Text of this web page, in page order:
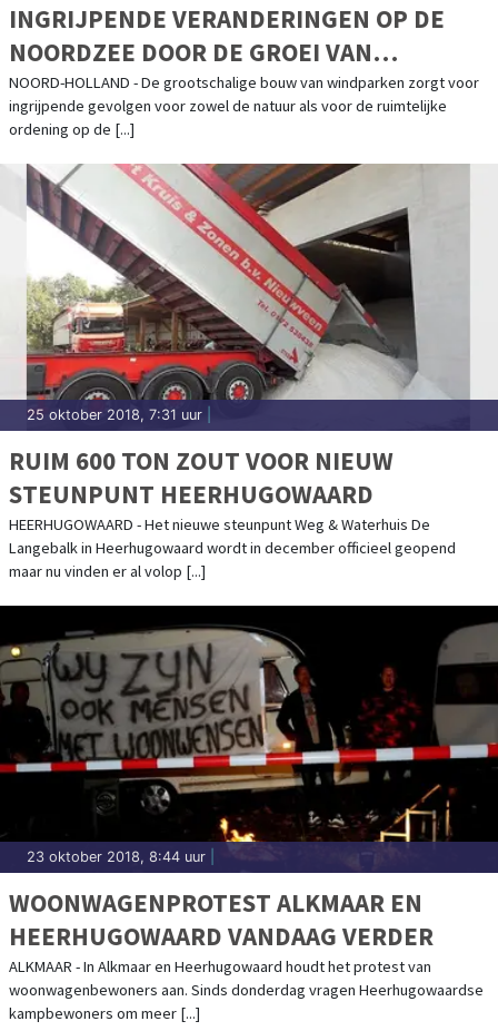
INGRIJPENDE VERANDERINGEN OP DE
NOORDZEE DOOR DE GROEI VAN
WINDPARKEN VRAGEN OM MEER
ONDERZOEK
NOORD-HOLLAND - De grootschalige bouw van windparken zorgt voor
ingrijpende gevolgen voor zowel de natuur als voor de ruimtelijke
ordening op de [...]
25 oktober 2018, 7:31 uur
RUIM 600 TON ZOUT VOOR NIEUW
STEUNPUNT HEERHUGOWAARD
HEERHUGOWAARD - Het nieuwe steunpunt Weg & Waterhuis De
Langebalk in Heerhugowaard wordt in december officieel geopend
maar nu vinden er al volop [...]
23 oktober 2018, 8:44 uur
WOONWAGENPROTEST ALKMAAR EN
HEERHUGOWAARD VANDAAG VERDER
ALKMAAR - In Alkmaar en Heerhugowaard houdt het protest van
woonwagenbewoners aan. Sinds donderdag vragen Heerhugowaardse
kampbewoners om meer [...]